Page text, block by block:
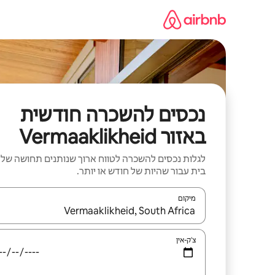
נכסים להשכרה חודשית
באזור Vermaaklikheid
לגלות נכסים להשכרה לטווח ארוך שנותנים תחושה של
בית עבור שהיות של חודש או יותר.
מיקום
כאשר התוצאות יהיו זמינות, יש לנווט עם מקשי
צ'ק-אין